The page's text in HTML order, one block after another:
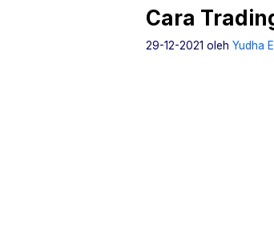
Cara
29-12-2021 oleh Yudha